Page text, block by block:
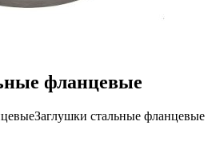
фланцевые
стальные фланцевые